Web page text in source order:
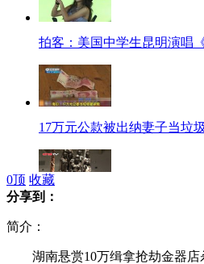
拍客：美国中学生昆明演唱《
17万元公款被出纳妻子当垃
0顶 收藏
分享到：
简介：
湖南悬赏10万缉拿抢劫金器店